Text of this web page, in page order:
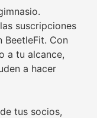
suscripciones
BeetleFit. Con
a tu alcance,
a hacer
tus socios,